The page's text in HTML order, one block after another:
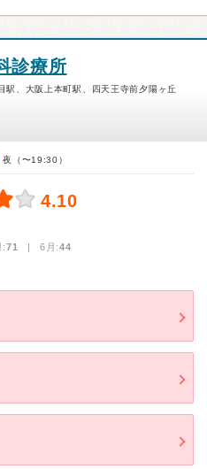
診療所
駅、大阪上本町駅、四天王寺前夕陽ヶ丘
夜（〜19:30）
4.10
:71 | 6月:44